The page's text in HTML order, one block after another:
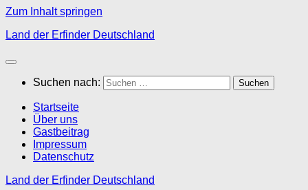
Zum Inhalt springen
Land der Erfinder Deutschland
Suchen nach:
Startseite
Über uns
Gastbeitrag
Impressum
Datenschutz
Land der Erfinder Deutschland